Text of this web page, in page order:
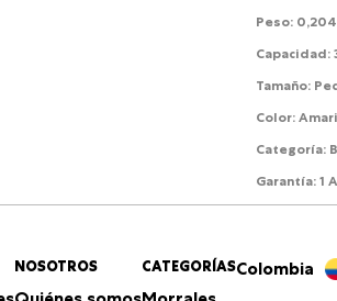
Peso:
Capacidad:
Tamaño:
Color:
Categoría:
Garantía:1
NOSOTROS CATEGORÍASColombia